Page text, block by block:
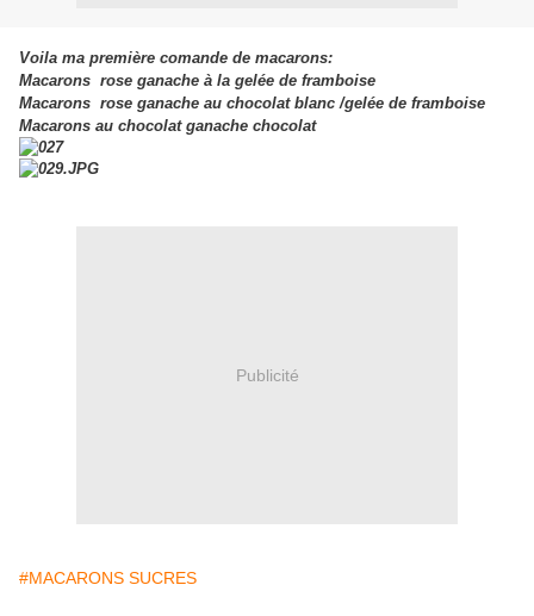
Voila ma première comande de macarons:
Macarons rose ganache à la gelée de framboise
Macarons rose ganache au chocolat blanc /gelée de framboise
Macarons au chocolat ganache chocolat
Publicité
#MACARONS SUCRES